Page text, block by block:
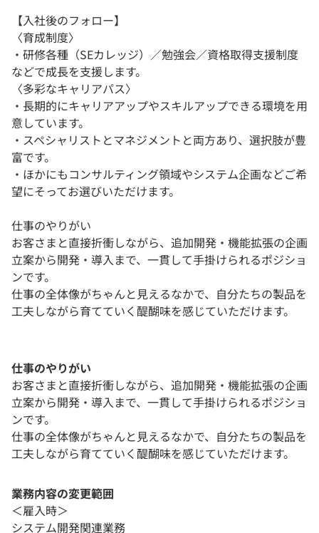
【入社後のフォロー】
〈育成制度〉
・研修各種（SEカレッジ）／勉強会／資格取得支援制度
などで成長を支援します。
〈多彩なキャリアパス〉
・長期的にキャリアアップやスキルアップできる環境を用
意しています。
・スペシャリストとマネジメントと両方あり、選択肢が豊
富です。
・ほかにもコンサルティング領域やシステム企画などご希
望にそってお選びいただけます。
仕事のやりがい
お客さまと直接折衝しながら、追加開発・機能拡張の企画
立案から開発・導入まで、一貫して手掛けられるポジショ
ンです。
仕事の全体像がちゃんと見えるなかで、自分たちの製品を
工夫しながら育てていく醍醐味を感じていただけます。
仕事のやりがい
お客さまと直接折衝しながら、追加開発・機能拡張の企画
立案から開発・導入まで、一貫して手掛けられるポジショ
ンです。
仕事の全体像がちゃんと見えるなかで、自分たちの製品を
工夫しながら育てていく醍醐味を感じていただけます。
業務内容の変更範囲
＜雇入時＞
システム開発関連業務